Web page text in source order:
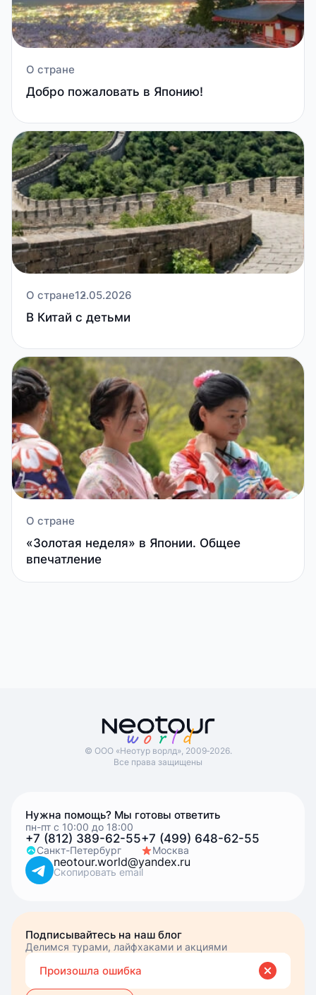
О стране
Добро пожаловать в Японию!
О стране12.05.2026
В Китай с детьми
О стране
«Золотая неделя» в Японии. Общее
впечатление
© ООО «Неотур ворлд», 2009‑2026.
Все права защищены
Нужна помощь? Мы готовы ответить
пн-пт с 10:00 до 18:00
+7 (812) 389-62-55
Санкт-Петербург
+7 (499) 648-62-55
Москва
neotour.world@yandex.ru
Скопировать email
Подписывайтесь на наш блог
Делимся турами, лайфхаками и акциями
Вы подписались
Произошла ошибка